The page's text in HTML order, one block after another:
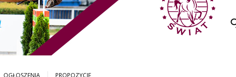
OGŁOSZENIA PROPOZYCJE